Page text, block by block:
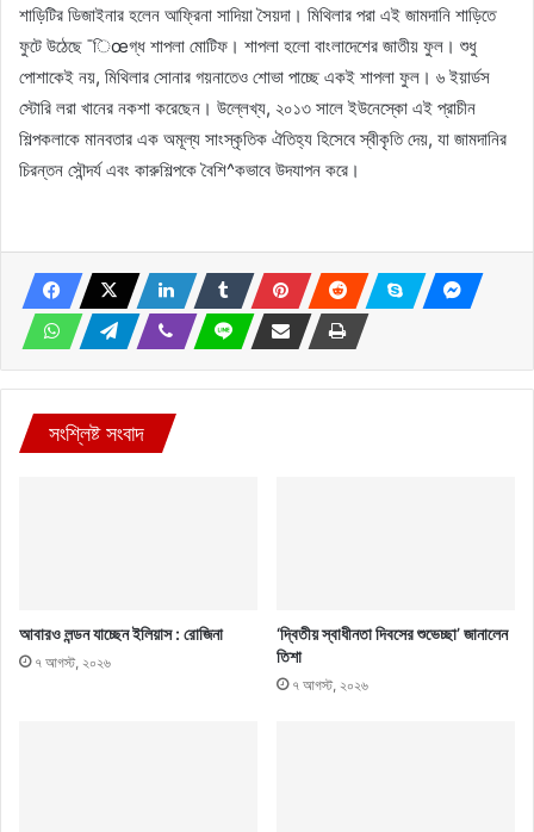
শাড়িটির ডিজাইনার হলেন আফ্রিনা সাদিয়া সৈয়দা। মিথিলার পরা এই জামদানি শাড়িতে
ফুটে উঠেছে ¯িœগ্ধ শাপলা মোটিফ। শাপলা হলো বাংলাদেশের জাতীয় ফুল। শুধু
পোশাকেই নয়, মিথিলার সোনার গয়নাতেও শোভা পাচ্ছে একই শাপলা ফুল। ৬ ইয়ার্ডস
স্টোরি লরা খানের নকশা করেছেন। উল্লেখ্য, ২০১৩ সালে ইউনেস্কো এই প্রাচীন
শিল্পকলাকে মানবতার এক অমূল্য সাংস্কৃতিক ঐতিহ্য হিসেবে স্বীকৃতি দেয়, যা জামদানির
চিরন্তন সৌন্দর্য এবং কারুশিল্পকে বৈশি^কভাবে উদযাপন করে।
সংশ্লিষ্ট সংবাদ
আবারও লন্ডন যাচ্ছেন ইলিয়াস : রোজিনা
৭ আগস্ট, ২০২৬
‘দ্বিতীয় স্বাধীনতা দিবসের শুভেচ্ছা’ জানালেন
তিশা
৭ আগস্ট, ২০২৬